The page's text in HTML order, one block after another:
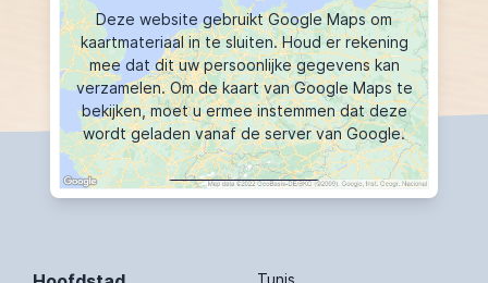
Deze website gebruikt Google Maps om
kaartmateriaal in te sluiten. Houd er rekening
mee dat dit uw persoonlijke gegevens kan
verzamelen. Om de kaart van Google Maps te
bekijken, moet u ermee instemmen dat deze
wordt geladen vanaf de server van Google.
KAART TOONT
Tunis